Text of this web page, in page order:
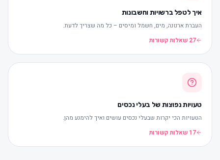
איך לטפל ברשויות וחשבונות
העברת ארנונה, מים, חשמל ומיסים – כל מה שצריך לדעת.
27 שאלות קשורות
טעויות נפוצות של בעלי נכסים
הטעויות הכי יקרות שבעלי נכסים עושים ואיך להימנע מהן.
17 שאלות קשורות